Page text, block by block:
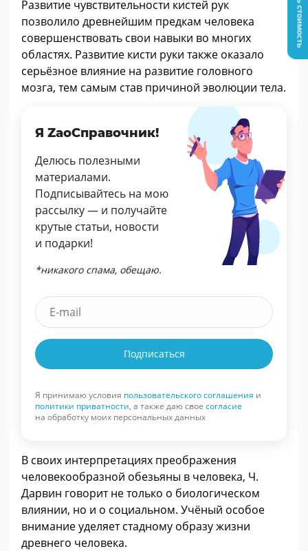
Развитие чувствительности кистей рук
позволило древнейшим предкам человека
совершенствовать свои навыки во многих
областях. Развитие кисти руки также оказало
серьёзное влияние на развитие головного
мозга, тем самым став причиной эволюции тела.
Я ZaoСправочник!
Делюсь полезными
материалами.
Подписывайтесь на мою
рассылку — и получайте
крутые статьи, новости
и подарки!
*никакого спама, обещаю.
Подписаться
Я принимаю условия пользовательского соглашения и
политики приватности, а также даю свое согласие
на обработку моих персональных данных
В своих интерпретациях преображения
человекообразной обезьяны в человека, Ч.
Дарвин говорит не только о биологическом
влиянии, но и о социальном. Учёный особое
внимание уделяет стадному образу жизни
древнего человека.